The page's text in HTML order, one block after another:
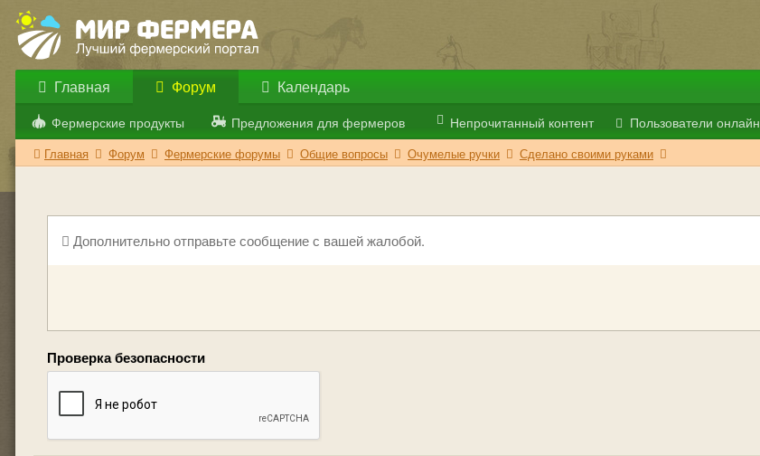
Главная Форум
Фермерские продукты Предложения для фермеров Непрочитанный контент Пользователи онлайн
Календарь
Главная Форум Фермерские форумы Общие вопросы Очумелые ручки Сделано своими руками
Дополнительно отправьте сообщение с вашей жалобой.
Проверка безопасности